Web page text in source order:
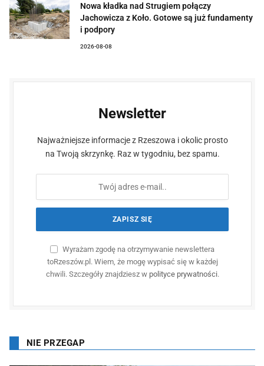
Nowa kładka nad Strugiem połączy
Jachowicza z Koło. Gotowe są już fundamenty
i podpory
2026-08-08
Newsletter
Najważniejsze informacje z Rzeszowa i okolic prosto
na Twoją skrzynkę. Raz w tygodniu, bez spamu.
Wyrażam zgodę na otrzymywanie newslettera
toRzeszów.pl. Wiem, że mogę wypisać się w każdej
chwili. Szczegóły znajdziesz w polityce prywatności.
NIE PRZEGAP